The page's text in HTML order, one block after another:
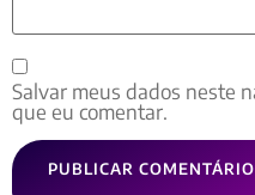
Salvar meus dados neste
que eu comentar.